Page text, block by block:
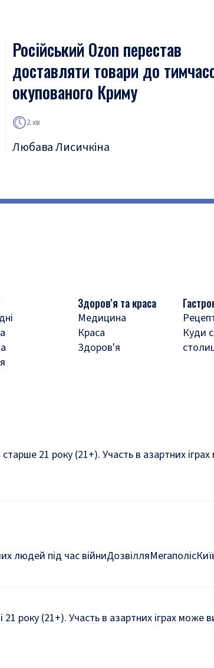
Російський Ozon перестав
доставляти товари до
окупованого Криму
2 хв
Любава Лисичкіна
Здоров'я та краса
Медицина
Краса
Здоров'я
Куди
21 року (21+). Участь в азартних
людей під час війниДозвілляМегаполіс
року (21+). Участь в азартних іграх може